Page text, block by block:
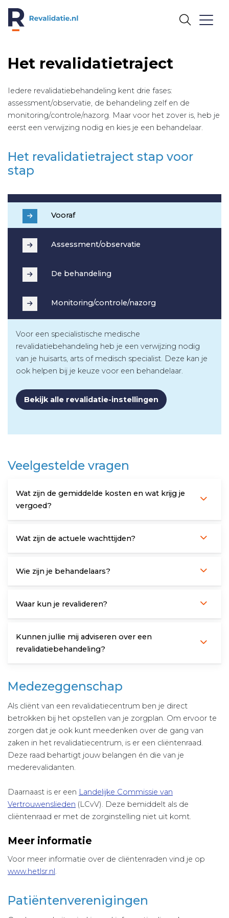
Het revalidatietraject
Iedere revalidatiebehandeling kent drie fases:
assessment/observatie, de behandeling zelf en de
monitoring/controle/nazorg. Maar voor het zover is, heb je
eerst een verwijzing nodig en kies je een behandelaar.
Het revalidatietraject stap voor
stap
Vooraf
Assessment/observatie
De behandeling
Monitoring/controle/nazorg
Voor een specialistische medische
revalidatiebehandeling heb je een verwijzing nodig
van je huisarts, arts of medisch specialist. Deze kan je
ook helpen bij je keuze voor een behandelaar.
Bekijk alle revalidatie-instellingen
Veelgestelde vragen
Wat zijn de gemiddelde kosten en wat krijg je
vergoed?
Wat zijn de actuele wachttijden?
Wie zijn je behandelaars?
Waar kun je revalideren?
Kunnen jullie mij adviseren over een
revalidatiebehandeling?
Medezeggenschap
Als cliënt van een revalidatiecentrum ben je direct
betrokken bij het opstellen van je zorgplan. Om ervoor te
zorgen dat je ook kunt meedenken over de gang van
zaken in het revalidatiecentrum, is er een cliëntenraad.
Deze raad behartigt jouw belangen én die van je
mederevalidanten.
Daarnaast is er een Landelijke Commissie van
Vertrouwenslieden (LCvV). Deze bemiddelt als de
cliëntenraad er met de zorginstelling niet uit komt.
Meer informatie
Voor meer informatie over de cliëntenraden vind je op
www.hetlsr.nl.
Patiëntenverenigingen